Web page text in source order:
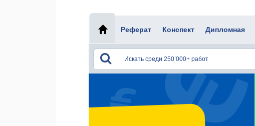
Реферат Конспект Дипломная